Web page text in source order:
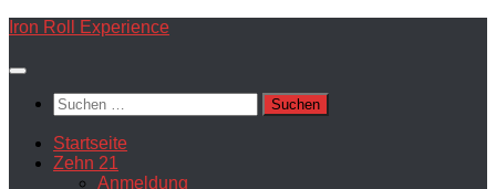
Zum
springen
Iron Roll Experience
Suchen
nach:
Startseite
Zehn 21
Anmeldung